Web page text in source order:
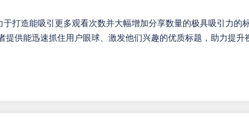
于打造能吸引更多观看次数并大幅增加分享数量的极具吸引力的
提供能迅速抓住用户眼球、激发他们兴趣的优质标题，助力提升